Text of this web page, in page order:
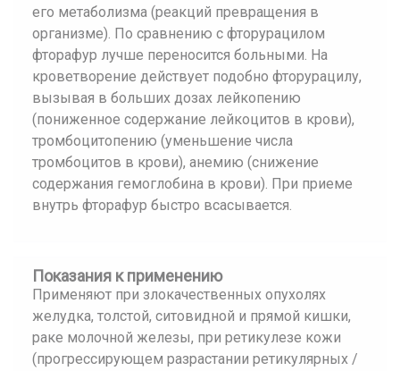
его метаболизма (реакций превращения в
организме). По сравнению с фторурацилом
фторафур лучше переносится больными. На
кроветворение действует подобно фторурацилу,
вызывая в больших дозах лейкопению
(пониженное содержание лейкоцитов в крови),
тромбоцитопению (уменьшение числа
тромбоцитов в крови), анемию (снижение
содержания гемоглобина в крови). При приеме
внутрь фторафур быстро всасывается.
Показания к применению
Применяют при злокачественных опухолях
желудка, толстой, ситовидной и прямой кишки,
раке молочной железы, при ретикулезе кожи
(прогрессирующем разрастании ретикулярных /